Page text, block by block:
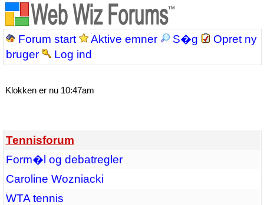
Forum start Aktive emner S�g
Opret ny
bruger
Log ind
Klokken er nu 10:47am
Tennisforum
Form�l og debatregler
Caroline Wozniacki
WTA tennis